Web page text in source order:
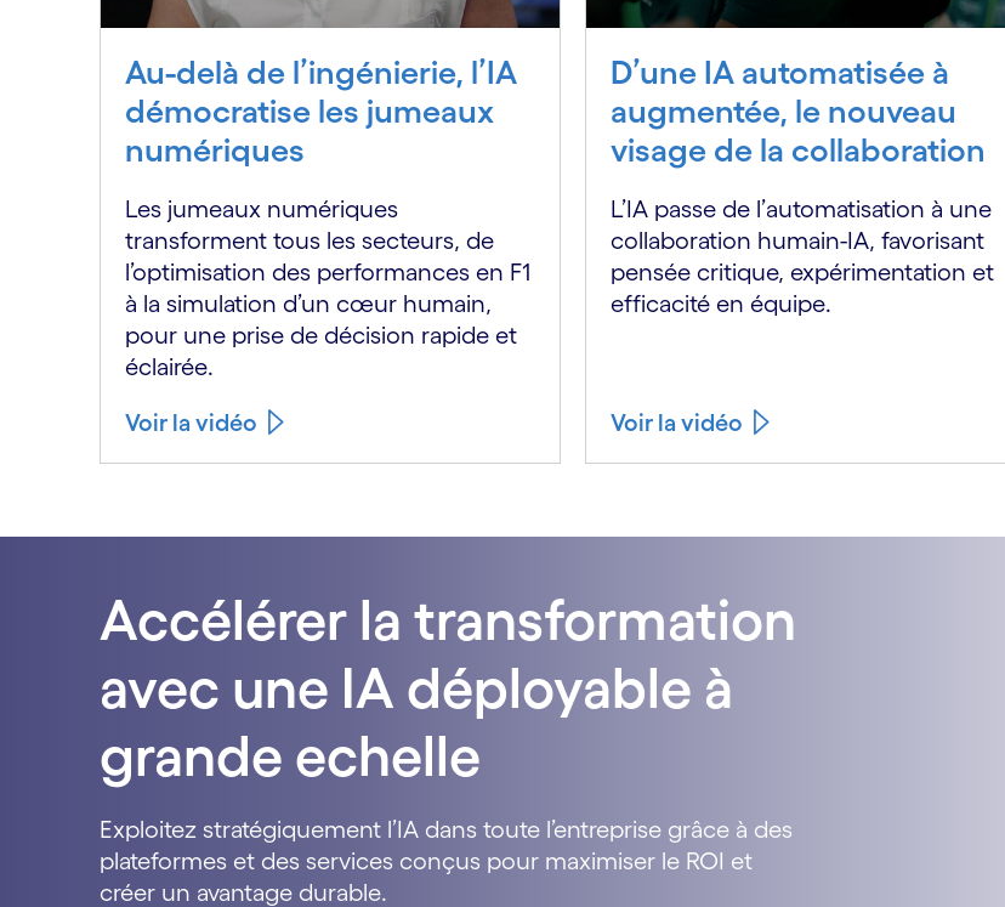
Au-delà de l’ingénierie, l’IA
démocratise les jumeaux
numériques
Les jumeaux numériques
transforment tous les secteurs, de
l’optimisation des performances en F1
à la simulation d’un cœur humain,
pour une prise de décision rapide et
éclairée.
Voir la vidéo
D’une IA automatisée à
augmentée, le nouveau
visage de la collaboration
L’IA passe de l’automatisation à une
collaboration humain-IA, favorisant
pensée critique, expérimentation et
efficacité en équipe.
Voir la vidéo
Accélérer la transformation
avec une IA déployable à
grande echelle
Exploitez stratégiquement l’IA dans toute l’entreprise grâce à des
plateformes et des services conçus pour maximiser le ROI et
créer un avantage durable.